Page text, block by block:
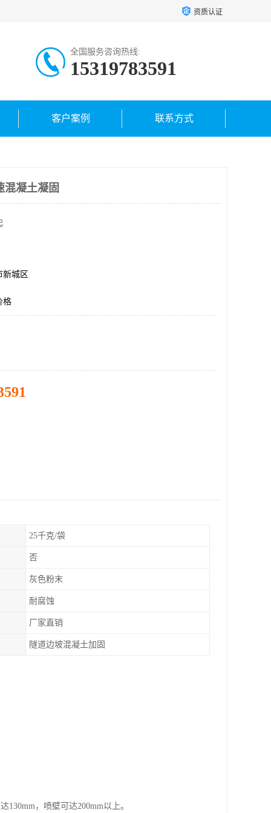
资质认证
全国服务咨询热线:
15319783591
客户案例 联系方式
混凝土凝固
新城区
格
25千克/袋
否
灰色粉末
耐腐蚀
厂家直销
隧道边坡混凝土加固
，喷壁可达200mm以上。